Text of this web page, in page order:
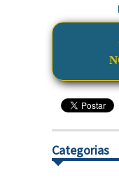
Categorias